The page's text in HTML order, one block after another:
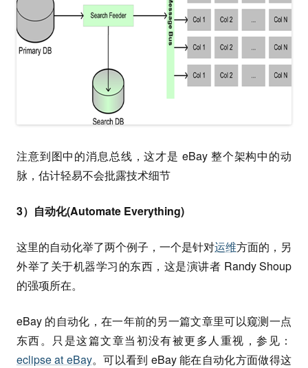
注意到图中的消息总线，这才是 eBay 整个架构中的动
脉，估计轻易不会批露技术细节
3）自动化(Automate Everything)
这里的自动化举了两个例子，一个是针对运维方面的，另
外举了关于机器学习的东西，这是演讲者 Randy Shoup
的强项所在。
eBay 的自动化，在一年前的另一篇文章里可以窥测一点
东西。只是这篇文章当初没有被更多人重视，参见：
eclipse at eBay。可以看到 eBay 能在自动化方面做得这